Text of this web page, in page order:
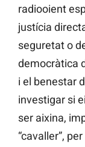
radiooient
justícia
seguretat o
democràtica
i el benestar
investigar si
ser aixina,
“cavaller”,